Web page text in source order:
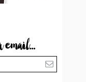
email...